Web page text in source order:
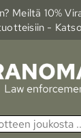
Meiltä 10%
-